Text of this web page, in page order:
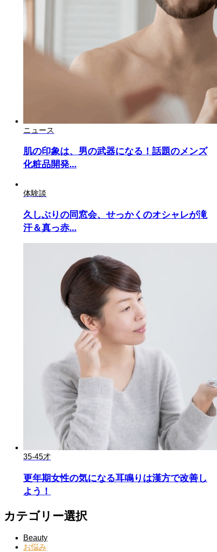
ニュース
肌の印象は、男の武器になる！話題のメンズ
化粧品開発...
体験談
久しぶりの同窓会、せっかくのオシャレが滝
汗＆真っ赤...
35-45才
更年期女性の気になる耳鳴りは漢方で改善し
よう！
カテゴリー選択
Beauty
お悩み